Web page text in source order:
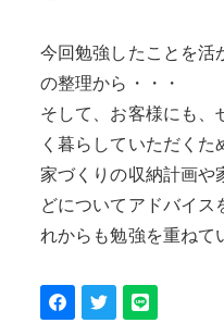
今回勉強したことを活
の整理から・・・
そして、お客様にも、
く暮らしていただくた
家づくりの収納計画や
どについてアドバイス
れからも勉強を重ねて